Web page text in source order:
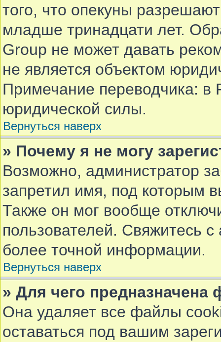
того, что опекуны
младше тринадцати лет.
Group не может давать
не является объектом
Примечание переводчика: в
юридической силы.
Вернуться наверх
» Почему я не могу
Возможно, администратор
запретил имя, под которым
Также он мог вообще
пользователей. Свяжитесь
более точной информации.
Вернуться наверх
» Для чего
Она удаляет все файлы
оставаться под вашим